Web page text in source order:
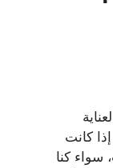
إذا كانت
سواء كنا